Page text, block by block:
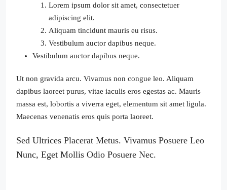
Lorem ipsum dolor sit amet, consectetuer
adipiscing elit.
Aliquam tincidunt mauris eu risus.
Vestibulum auctor dapibus neque.
Vestibulum auctor dapibus neque.
Ut non gravida arcu. Vivamus non congue leo. Aliquam
dapibus laoreet purus, vitae iaculis eros egestas ac. Mauris
massa est, lobortis a viverra eget, elementum sit amet ligula.
Maecenas venenatis eros quis porta laoreet.
Sed Ultrices Placerat Metus. Vivamus Posuere Leo
Nunc, Eget Mollis Odio Posuere Nec.